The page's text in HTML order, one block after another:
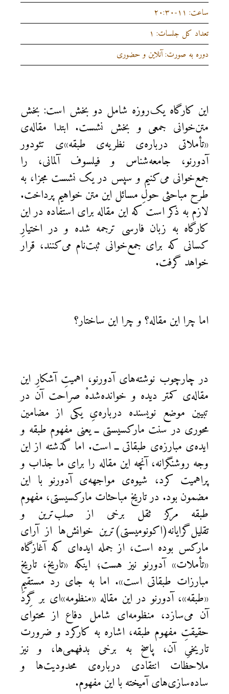
ساعت: ۱۱-۲۰:۳۰
تعداد کل جلسات: ۱
دوره به صورت: آنلاین و حضوری
این کارگاه یک‌روزه شامل دو بخش است: بخش
متن‌خوانی جمعی و بخش نشست. ابتدا مقاله‌ی
«تأملاتی درباره‌ی نظریه‌ی طبقه»‌ی تئودور
آدورنو، جامعه‌شناس و فیلسوف آلمانی، را
جمع‌خوانی می‌کنیم و سپس در یک نشست مجزا، به
طرح مباحثی حولِ مسائل این متن خواهیم پرداخت.
لازم به ذکر است که این مقاله برای استفاده در این
کارگاه به زبان فارسی ترجمه شده و در اختیارِ
کسانی که برای جمع‌خوانی ثبت‌نام می‌کنند، قرار
خواهد گرفت.
اما چرا این مقاله؟ و چرا این ساختار؟
در چارچوب نوشته‌های آدورنو، اهمیتِ آشکارِ این
مقاله‌ی کمتر دیده و خوانده‌شدهْ صراحت آن در
تبیین موضع نویسنده درباره‌یِ یکی از مضامین
محوری در سنت مارکسیستی ــ یعنی مفهوم طبقه و
ایده‌ی مبارزه‌ی طبقاتی ــ است. اما گذشته از این
وجه روشنگرانه، آنچه این مقاله را برای ما جذاب و
پراهمیت کرد، شیوه‌ی مواجهه‌ی آدورنو با این
مضمون بود. در تاریخ مباحثات مارکسیستی، مفهوم
طبقه مرکز ثقل برخی از صلب‌ترین و
تقلیل‌گرایانه(اکونومیستی)‌ترین خوانش‌ها از آرای
مارکس بوده است، از جمله ایده‌ای که آغازگاه
«تأملات» آدورنو نیز هست؛ اینکه «تاریخ، تاریخ
مبارزات طبقاتی است». اما به جای رد مستقیمِ
«طبقه»، آدورنو در این مقاله «منظومه»‌ای بر گِرد
آن می‌سازد، منظومه‌ای شامل دفاع از محتوای
حقیقتِ مفهوم طبقه، اشاره به کارکرد و ضرورت
تاریخیِ آن، پاسخ به برخی بدفهمی‌ها، و نیز
ملاحظات انتقادی درباره‌ی محدودیت‌ها و
ساده‌سازی‌های آمیخته با این مفهوم.